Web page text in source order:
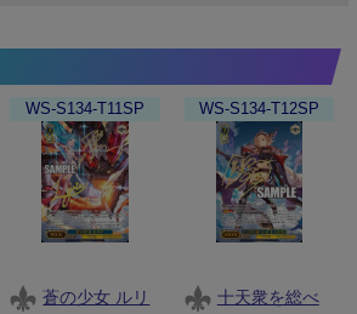
WS-S134-T11SP
蒼の少女 ルリ
WS-S134-T12SP
十天衆を総べ